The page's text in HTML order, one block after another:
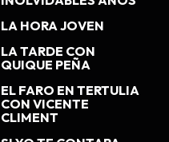
LA HORA JOVEN
LA TARDE CON
QUIQUE PEÑA
EL FARO EN TERTULIA
CON VICENTE
CLIMENT